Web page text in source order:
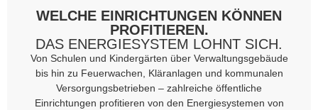
WELCHE EINRICHTUNGEN KÖNNEN
PROFITIEREN.
DAS ENERGIESYSTEM LOHNT SICH.
Von Schulen und Kindergärten über Verwaltungsgebäude
bis hin zu Feuerwachen, Kläranlagen und kommunalen
Versorgungsbetrieben – zahlreiche öffentliche
Einrichtungen profitieren von den Energiesystemen von